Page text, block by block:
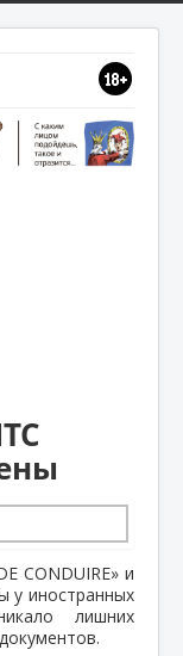
CONDUIRE» и
у иностранных
лишних